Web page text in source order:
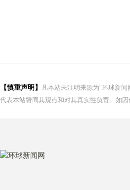
【慎重声明】
凡本站未注明来源为"环球新
代表本站赞同其观点和对其真实性负责。如